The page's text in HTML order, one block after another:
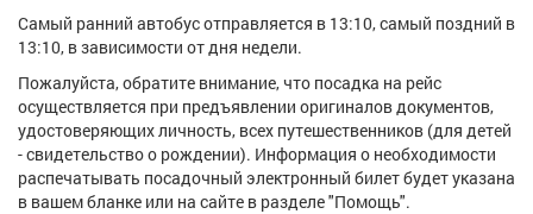
Самый ранний автобус отправляется в 13:10, самый поздний в
13:10, в зависимости от дня недели.
Пожалуйста, обратите внимание, что посадка на рейс
осуществляется при предъявлении оригиналов документов,
удостоверяющих личность, всех путешественников (для детей
- свидетельство о рождении). Информация о необходимости
распечатывать посадочный электронный билет будет указана
в вашем бланке или на сайте в разделе "Помощь".